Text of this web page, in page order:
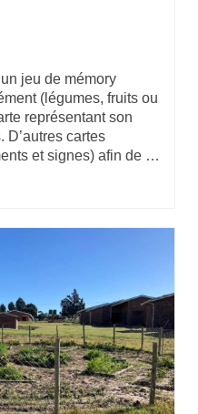
jeu de mémory
(légumes, fruits ou
représentant son
D’autres cartes
et signes) afin de …